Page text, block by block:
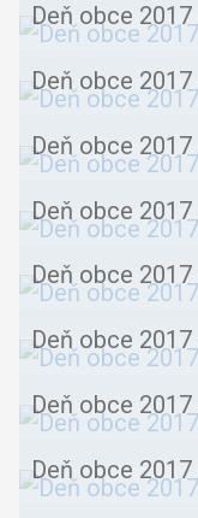
Deň obce 2017
Deň obce
Deň obce
Deň obce
Deň obce
Deň obce
Deň obce
Deň obce